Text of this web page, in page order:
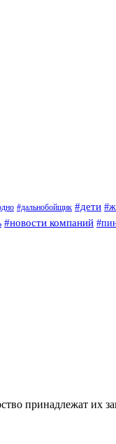
#дальнобойщик #дети
#новости компаний
принадлежат их